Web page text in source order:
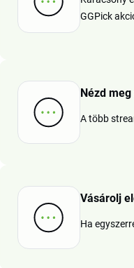
GGPick
Nézd
A több
Vásárolj
Ha